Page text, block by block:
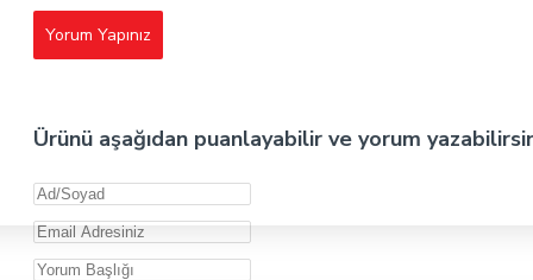
Yorum Yapınız
Ürünü aşağıdan puanlayabilir ve yorum